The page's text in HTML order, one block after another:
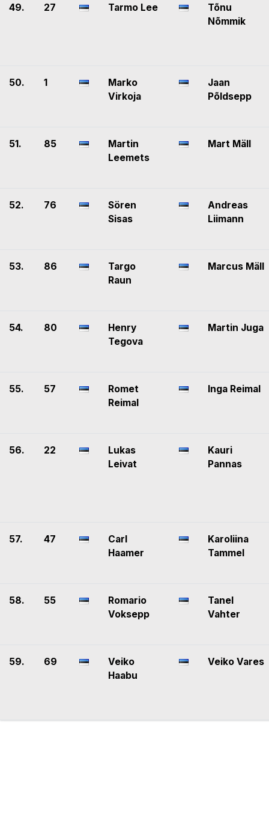
49. 27 Tarmo Lee
Tõnu
Nõmmik
50. 1
Marko
Virkoja
Jaan
Põldsepp
51. 85
Martin
Leemets
Mart Mäll
52. 76
Sören
Sisas
Andreas
Liimann
53. 86
Targo
Raun
Marcus Mäll
54. 80
Henry
Tegova
Martin Juga
55. 57
Romet
Reimal
Inga Reimal
56. 22
Lukas
Leivat
Kauri
Pannas
57. 47
Carl
Haamer
Karoliina
Tammel
58. 55
Romario
Voksepp
Tanel
Vahter
59. 69
Veiko
Haabu
Veiko Vares